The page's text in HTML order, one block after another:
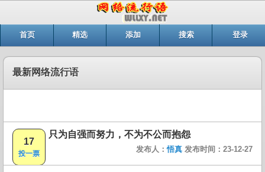
首页 精选 添加 搜索 登录
最新网络流行语
17
投一票
只为自强而努力，不为不公而抱怨
发布人：悟真 发布时间：23-12-27